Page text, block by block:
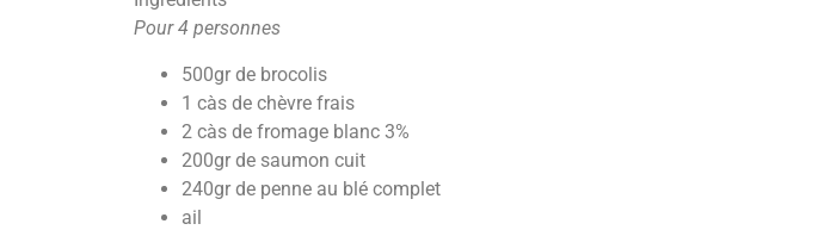
Pour 4 personnes
500gr de brocolis
1 càs de chèvre frais
2 càs de fromage blanc 3%
200gr de saumon cuit
240gr de penne au blé complet
ail